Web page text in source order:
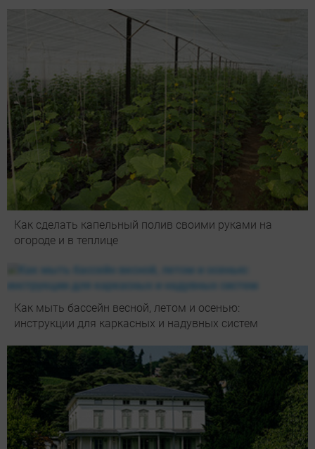
Как сделать капельный полив своими руками на
огороде и в теплице
Как мыть бассейн весной, летом и осенью:
инструкции для каркасных и надувных систем